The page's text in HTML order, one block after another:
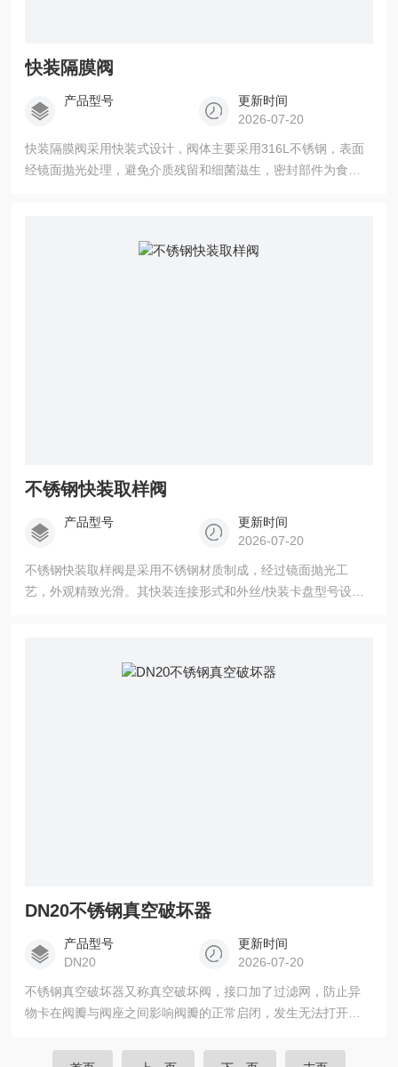
快装隔膜阀
产品型号
更新时间
2026-07-20
快装隔膜阀采用快装式设计，阀体主要采用316L不锈钢，表面
经镜面抛光处理，避免介质残留和细菌滋生，密封部件为食品
不锈钢快装取样阀
产品型号
更新时间
2026-07-20
不锈钢快装取样阀是采用不锈钢材质制成，经过镜面抛光工
艺，外观精致光滑。其快装连接形式和外丝/快装卡盘型号设
DN20不锈钢真空破坏器
产品型号
DN20
更新时间
2026-07-20
不锈钢真空破坏器又称真空破坏阀，接口加了过滤网，防止异
物卡在阀瓣与阀座之间影响阀瓣的正常启闭，发生无法打开或